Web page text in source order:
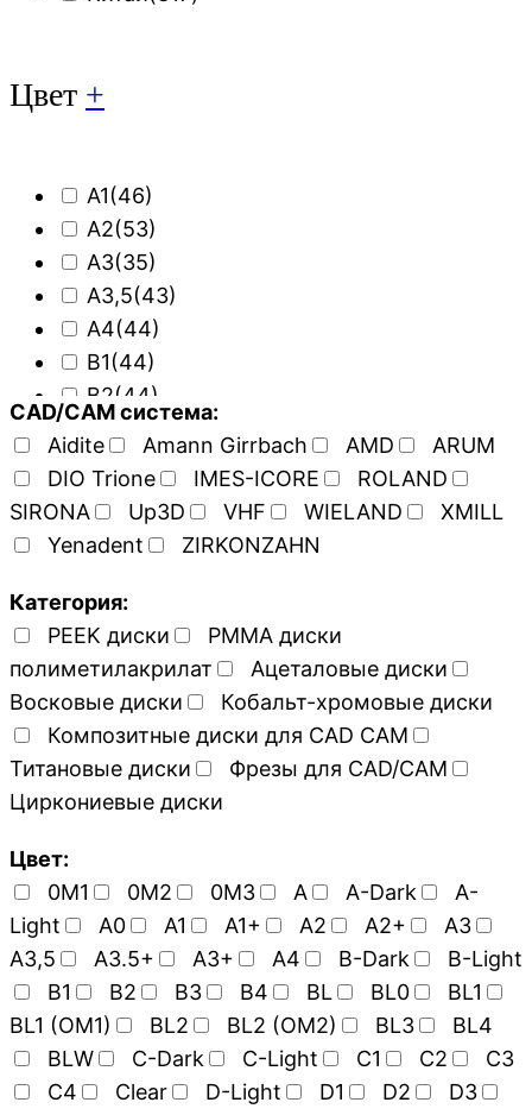
Цвет +
A1(46)
A2(53)
A3(35)
A3,5(43)
A4(44)
B1(44)
B2(44)
Белый (8)
CAD/CAM система:
Aidite
Amann Girrbach AMD
ARUM
DIO Trione
IMES-ICORE
ROLAND
SIRONA
Up3D VHF WIELAND
XMILL
Yenadent
ZIRKONZAHN
Категория:
PEEK диски
PMMA диски
полиметилакрилат
Ацеталовые диски
Восковые диски
Кобальт-хромовые диски
Композитные диски для CAD CAM
Титановые диски
Фрезы для CAD/CAM
Циркониевые диски
Цвет:
0M1
0M2 0M3 A A-Dark
A-
Light
A0 A1 A1+ A2 A2+
A3
A3,5
A3.5+ A3+ A4 B-Dark
B-Light
B1
B2 B3 B4 BL BL0
BL1
BL1 (OM1)
BL2 BL2 (OM2) BL3
BL4
BLW
C-Dark C-Light C1 C2
C3
C4
Clear D-Light D1 D2
D3